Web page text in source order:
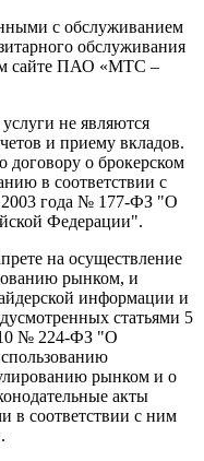
с обслуживанием
обслуживания
сайте ПАО «МТС –
не являются
и приему вкладов.
договору о брокерском
в соответствии с
2003 года № 177-ФЗ "О
Федерации".
на осуществление
рынком, и
информации и
статьями 5
№ 224-ФЗ "О
рынком и о
акты
в соответствии с ним